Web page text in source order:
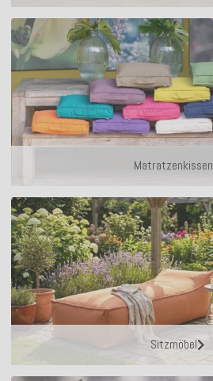
Matratzenkissen
Sitzmöbel